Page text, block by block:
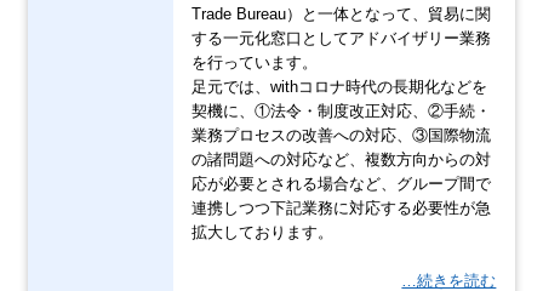
Trade Bureau）と一体となって、貿易に関
する一元化窓口としてアドバイザリー業務
を行っています。
足元では、withコロナ時代の長期化などを
契機に、①法令・制度改正対応、②手続・
業務プロセスの改善への対応、③国際物流
の諸問題への対応など、複数方向からの対
応が必要とされる場合など、グループ間で
連携しつつ下記業務に対応する必要性が急
拡大しております。
…続きを読む